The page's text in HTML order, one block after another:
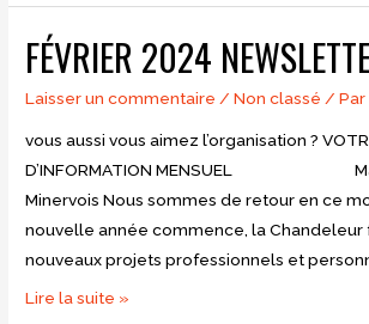
#13
FÉVRIER 2024
Laisser un commentaire /Non classé / Par
vous aussi vous aimez l’organisation ?
D’INFORMATION MENSUEL
Minervois Nous sommes de retour en ce
nouvelle année commence, la Chandeleur
nouveaux projets professionnels et
février
Lire la suite »